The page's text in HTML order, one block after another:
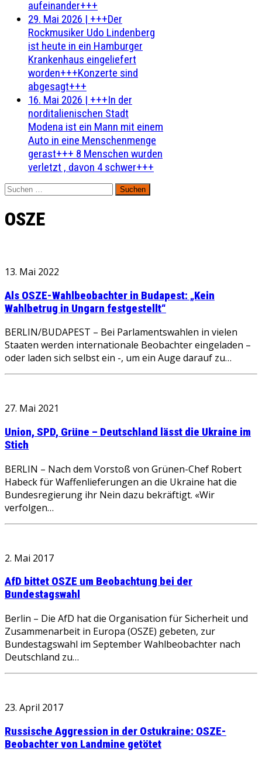
aufeinander+++
29. Mai 2026 | +++Der
Rockmusiker Udo Lindenberg
ist heute in ein Hamburger
Krankenhaus eingeliefert
worden+++Konzerte sind
abgesagt+++
16. Mai 2026 | +++In der
norditalienischen Stadt
Modena ist ein Mann mit einem
Auto in eine Menschenmenge
gerast+++ 8 Menschen wurden
verletzt , davon 4 schwer+++
Suchen
nach:
OSZE
13. Mai 2022
Als OSZE-Wahlbeobachter in Budapest: „Kein
Wahlbetrug in Ungarn festgestellt“
BERLIN/BUDAPEST – Bei Parlamentswahlen in vielen
Staaten werden internationale Beobachter eingeladen –
oder laden sich selbst ein -, um ein Auge darauf zu…
27. Mai 2021
Union, SPD, Grüne – Deutschland lässt die Ukraine im
Stich
BERLIN – Nach dem Vorstoß von Grünen-Chef Robert
Habeck für Waffenlieferungen an die Ukraine hat die
Bundesregierung ihr Nein dazu bekräftigt. «Wir
verfolgen…
2. Mai 2017
AfD bittet OSZE um Beobachtung bei der
Bundestagswahl
Berlin – Die AfD hat die Organisation für Sicherheit und
Zusammenarbeit in Europa (OSZE) gebeten, zur
Bundestagswahl im September Wahlbeobachter nach
Deutschland zu…
23. April 2017
Russische Aggression in der Ostukraine: OSZE-
Beobachter von Landmine getötet